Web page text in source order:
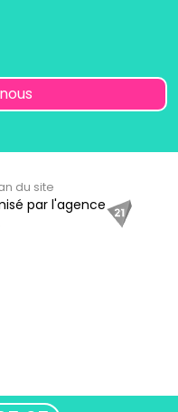
du site
par l'agence